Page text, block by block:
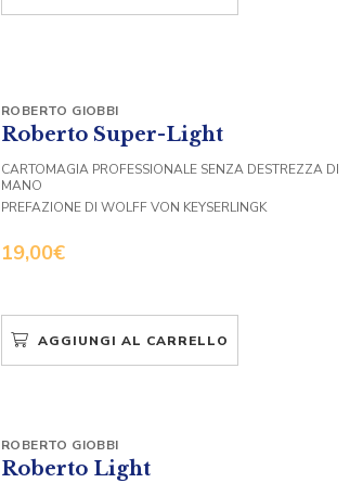
Roberto Super-Light
19,00€
ROBERTO GIOBBI
CARTOMAGIA PROFESSIONALE SENZA DESTREZZA DI
MANO
PREFAZIONE DI WOLFF VON KEYSERLINGK
AGGIUNGI AL CARRELLO
Roberto Light
ROBERTO GIOBBI